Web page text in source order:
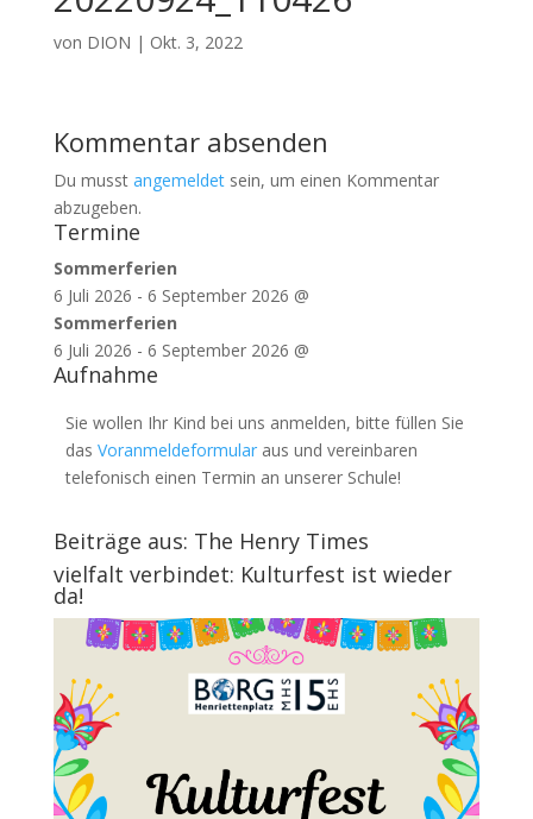
von DION | Okt. 3, 2022
Kommentar absenden
Du musst angemeldetsein, um einen Kommentar
abzugeben.
Termine
Sommerferien
6 Juli 2026 - 6 September 2026 @
Sommerferien
6 Juli 2026 - 6 September 2026 @
Aufnahme
Sie wollen Ihr Kind bei uns anmelden, bitte füllen Sie
das Voranmeldeformularaus und vereinbaren
telefonisch einen Termin an unserer Schule!
Beiträge aus: The Henry Times
vielfalt verbindet: Kulturfest ist wieder
da!